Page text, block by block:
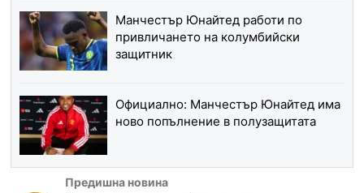
Манчестър Юнайтед работи по
привличането на колумбийски
защитник
Официално: Манчестър Юнайтед има
ново попълнение в полузащитата